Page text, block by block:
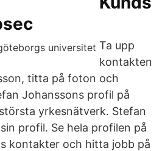
Ta upp
kontakten
titta på foton och
Johanssons profil på
yrkesnätverk. Stefan
profil. Se hela profilen på
kontakter och hitta jobb på